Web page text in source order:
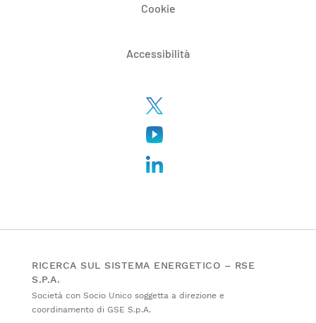
Cookie
Accessibilità
RICERCA SUL SISTEMA ENERGETICO – RSE
S.P.A.
Società con Socio Unico soggetta a direzione e
coordinamento di GSE S.p.A.